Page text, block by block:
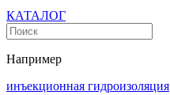
КАТАЛОГ
Например
инъекционная гидроизоляция